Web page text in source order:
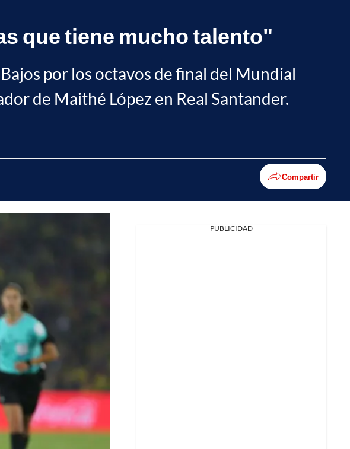
que tiene mucho talento"
por los octavos de final del Mundial
de Maithé López en Real Santander.
Compartir
PUBLICIDAD